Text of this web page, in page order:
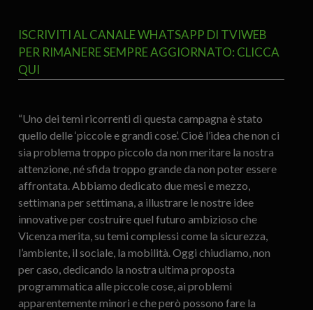
ISCRIVITI AL CANALE WHATSAPP DI TVIWEB
PER RIMANERE SEMPRE AGGIORNATO: CLICCA
QUI
“Uno dei temi ricorrenti di questa campagna è stato
quello delle ‘piccole e grandi cose’. Cioè l’idea che non ci
sia problema troppo piccolo da non meritare la nostra
attenzione, né sfida troppo grande da non poter essere
affrontata. Abbiamo dedicato due mesi e mezzo,
settimana per settimana, a illustrare le nostre idee
innovative per costruire quel futuro ambizioso che
Vicenza merita, su temi complessi come la sicurezza,
l’ambiente, il sociale, la mobilità. Oggi chiudiamo, non
per caso, dedicando la nostra ultima proposta
programmatica alle piccole cose, ai problemi
apparentemente minori e che però possono fare la